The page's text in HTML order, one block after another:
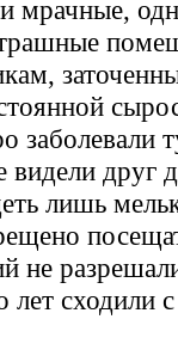
мрачные,
заболевали
друг
лишь
не
лет сходили